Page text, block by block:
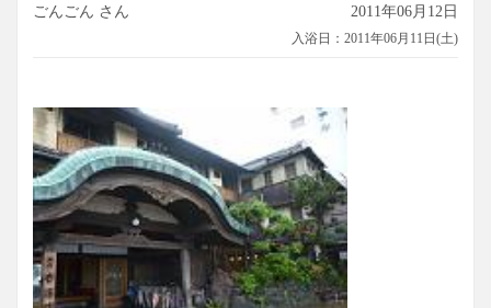
ごんごん さん 2011年06月12日
入浴日：2011年06月11日(土)